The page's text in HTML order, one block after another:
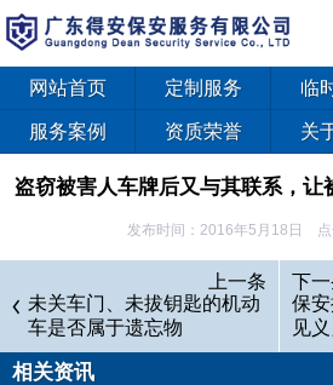
网站首页 定制服务 临
服务案例 资质荣誉 关
盗窃被害人车牌后又与其联系，让
发布时间：2016年5月18日 点
我是一名派驻派出所的保安员，平
所在辖区抓获了一名正在盗窃车牌的
李某为获取非法利益，在本市不同地
上一条
未关车门、未拔钥匙的机动
车是否属于遗忘物
下
保
见
由
相关资讯